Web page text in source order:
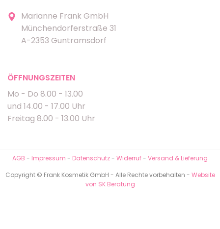
Marianne Frank GmbH
Münchendorferstraße 31
A-2353 Guntramsdorf
ÖFFNUNGSZEITEN
Mo - Do 8.00 - 13.00
und 14.00 - 17.00 Uhr
Freitag 8.00 - 13.00 Uhr
AGB - Impressum - Datenschutz- Widerruf- Versand & Lieferung
Copyright © Frank Kosmetik GmbH - Alle Rechte vorbehalten - Website
von SK Beratung